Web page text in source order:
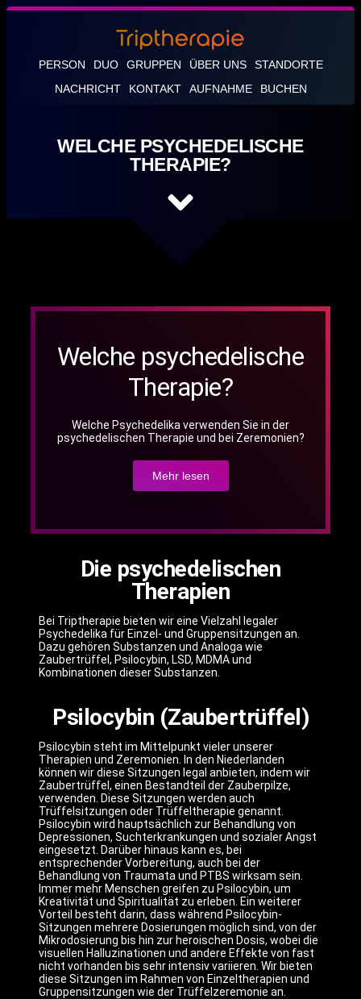
PERSON DUO GRUPPEN ÜBER UNS
STANDORTE
NACHRICHT
KONTAKT AUFNAHME BUCHEN
WELCHE PSYCHEDELISCHE
THERAPIE?
Welche psychedelische
Therapie?
Welche Psychedelika verwenden Sie in der
psychedelischen Therapie und bei Zeremonien?
Mehr lesen
Die psychedelischen
Therapien
Bei Triptherapie bieten wir eine Vielzahl legaler
Psychedelika für Einzel- und Gruppensitzungen an.
Dazu gehören Substanzen und Analoga wie
Zaubertrüffel, Psilocybin, LSD, MDMA und
Kombinationen dieser Substanzen.
Psilocybin (Zaubertrüffel)
Psilocybin steht im Mittelpunkt vieler unserer
Therapien und Zeremonien.
In den Niederlanden
können wir diese Sitzungen legal anbieten, indem wir
Zaubertrüffel, einen Bestandteil der Zauberpilze,
verwenden. Diese Sitzungen werden auch
Trüffelsitzungen oder Trüffeltherapie genannt.
Psilocybin wird hauptsächlich zur Behandlung von
Depressionen, Suchterkrankungen und sozialer Angst
eingesetzt. Darüber hinaus kann es, bei
entsprechender Vorbereitung, auch bei der
Behandlung von Traumata und PTBS wirksam sein.
Immer mehr Menschen greifen zu Psilocybin, um
Kreativität und Spiritualität zu erleben. Ein weiterer
Vorteil besteht darin, dass während Psilocybin-
Sitzungen mehrere Dosierungen möglich sind, von der
Mikrodosierung bis hin zur heroischen Dosis, wobei die
visuellen Halluzinationen und andere Effekte von fast
nicht vorhanden bis sehr intensiv variieren. Wir bieten
diese Sitzungen im Rahmen von Einzeltherapien und
Gruppensitzungen wie der Trüffelzeremonie an.